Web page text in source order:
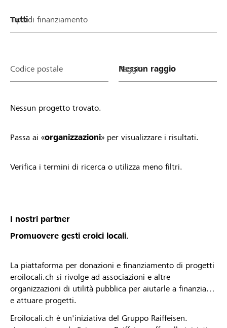
Tipo di finanziamento
Codice postale Raggio
Nessun progetto trovato.
Passa ai «organizzazioni» per visualizzare i risultati.
Verifica i termini di ricerca o utilizza meno filtri.
I nostri partner
Promuovere gesti eroici locali.
La piattaforma per donazioni e finanziamento di progetti
eroilocali.ch si rivolge ad associazioni e altre
organizzazioni di utilità pubblica per aiutarle a finanziare
e attuare progetti.
Eroilocali.ch è un'iniziativa del Gruppo Raiffeisen.